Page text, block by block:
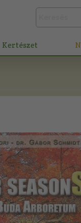
Kertészet